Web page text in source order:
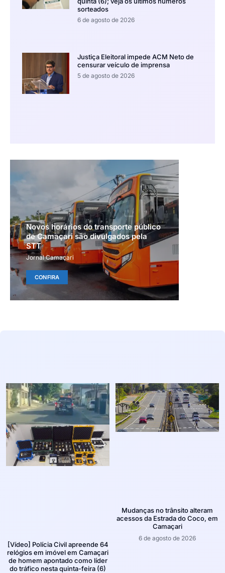
sorteados
6 de agosto de 2026
Justiça Eleitoral impede ACM Neto de
censurar veículo de imprensa
5 de agosto de 2026
Novos horários do transporte público
de Camaçari são divulgados pela
STT
Jornal Camaçari
CONFIRA
[Vídeo] Polícia Civil apreende 64
relógios em imóvel em Camaçari
de homem apontado como líder
do tráfico nesta quinta-feira (6)
Mudanças no trânsito alteram
acessos da Estrada do Coco, em
Camaçari
6 de agosto de 2026